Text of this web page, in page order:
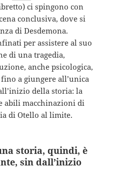
ci spingono con
conclusiva, dove si
di Desdemona.
per assistere al suo
di una tragedia,
anche psicologica,
a giungere all’unica
della storia: la
abili macchinazioni di
di Otello al limite.
storia, quindi, è
sin dall’inizio